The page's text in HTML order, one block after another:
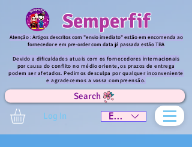
Semperfif
Atenção : Artigos descritos com "envio imediato" estão em encomenda ao
fornecedor e em pre-order com data já passada estão TBA
Devido a dificuldades atuais com os fornecedores internacionais
por causa do conflito no médio oriente, os prazos de entrega
podem ser afetados. Pedimos desculpa por qualquer inconveniente
e agradecemos a vossa compreensão.
Search
Log In
EUR (€)